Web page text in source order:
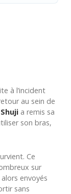
à l’incident
au sein de
a remis sa
son bras,
Ce
sur
envoyés
sans